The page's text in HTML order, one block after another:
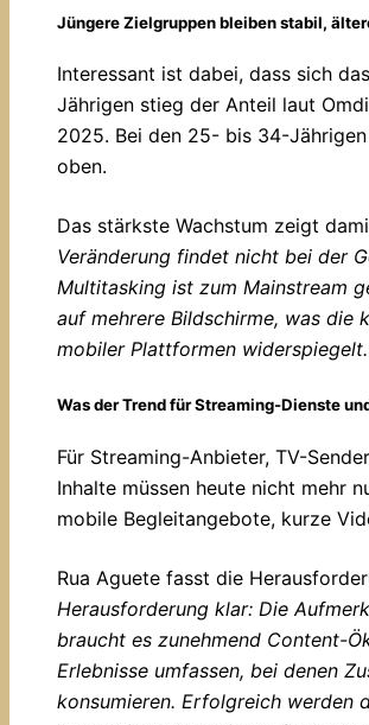
Jüngere Zielgruppen bleiben stabil,
Interessant ist dabei, dass sich
Jährigen stieg der Anteil laut
2025. Bei den 25- bis 34-
oben.
Das stärkste Wachstum zeigt
Veränderung findet nicht bei der
Multitasking ist zum Mainstream
auf mehrere Bildschirme, was die
mobiler Plattformen
Was der Trend für Streaming-Dienste
Für Streaming-Anbieter, TV-
Inhalte müssen heute nicht mehr
mobile Begleitangebote, kurze
Rua Aguete fasst die
Herausforderung klar: Die
braucht es zunehmend Content-
Erlebnisse umfassen, bei denen
konsumieren. Erfolgreich werden